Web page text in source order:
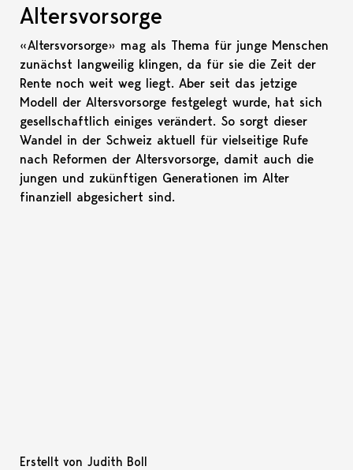
Altersvorsorge
«Altersvorsorge» mag als Thema für junge Menschen
zunächst langweilig klingen, da für sie die Zeit der
Rente noch weit weg liegt. Aber seit das jetzige
Modell der Altersvorsorge festgelegt wurde, hat sich
gesellschaftlich einiges verändert. So sorgt dieser
Wandel in der Schweiz aktuell für vielseitige Rufe
nach Reformen der Altersvorsorge, damit auch die
jungen und zukünftigen Generationen im Alter
finanziell abgesichert sind.
Erstellt von Judith Boll